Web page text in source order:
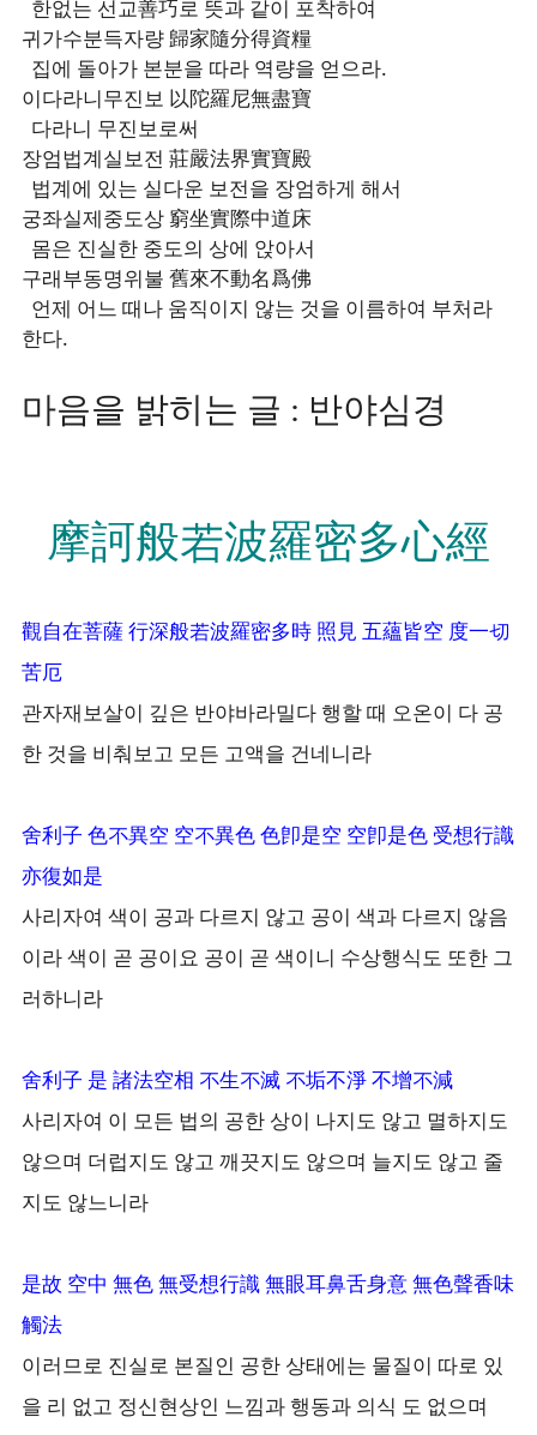
한없는 선교善巧로 뜻과 같이 포착하여
귀가수분득자량 歸家隨分得資糧
집에 돌아가 본분을 따라 역량을 얻으라.
이다라니무진보 以陀羅尼無盡寶
다라니 무진보로써
장엄법계실보전 莊嚴法界實寶殿
법계에 있는 실다운 보전을 장엄하게 해서
궁좌실제중도상 窮坐實際中道床
몸은 진실한 중도의 상에 앉아서
구래부동명위불 舊來不動名爲佛
언제 어느 때나 움직이지 않는 것을 이름하여 부처라
한다.
마음을 밝히는 글 : 반야심경
摩訶般若波羅密多心經
觀自在菩薩 行深般若波羅密多時 照見 五蘊皆空 度一切
苦厄
관자재보살이 깊은 반야바라밀다 행할 때 오온이 다 공
한 것을 비춰보고 모든 고액을 건네니라
舍利子 色不異空 空不異色 色卽是空 空卽是色 受想行識
亦復如是
사리자여 색이 공과 다르지 않고 공이 색과 다르지 않음
이라 색이 곧 공이요 공이 곧 색이니 수상행식도 또한 그
러하니라
舍利子 是 諸法空相 不生不滅 不垢不淨 不增不減
사리자여 이 모든 법의 공한 상이 나지도 않고 멸하지도
않으며 더럽지도 않고 깨끗지도 않으며 늘지도 않고 줄
지도 않느니라
是故 空中 無色 無受想行識 無眼耳鼻舌身意 無色聲香味
觸法
이러므로 진실로 본질인 공한 상태에는 물질이 따로 있
을 리 없고 정신현상인 느낌과 행동과 의식 도 없으며